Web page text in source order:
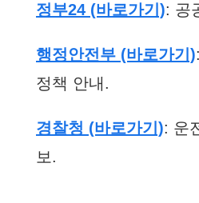
정부24 (바로가기): 공
행정안전부 (바로가기)
정책 안내.
경찰청 (바로가기): 운
보.